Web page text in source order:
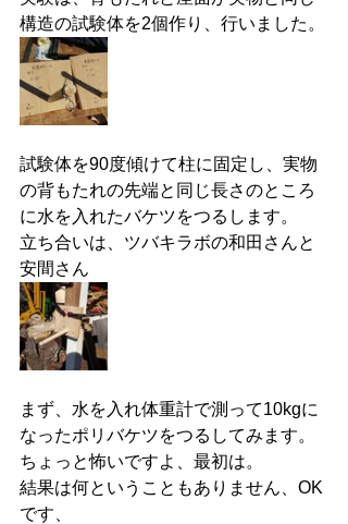
構造の試験体を2個作り、行いました。
試験体を90度傾けて柱に固定し、実物
の背もたれの先端と同じ長さのところ
に水を入れたバケツをつるします。
立ち合いは、ツバキラボの和田さんと
安間さん
まず、水を入れ体重計で測って10kgに
なったポリバケツをつるしてみます。
ちょっと怖いですよ、最初は。
結果は何ということもありません、OK
です、